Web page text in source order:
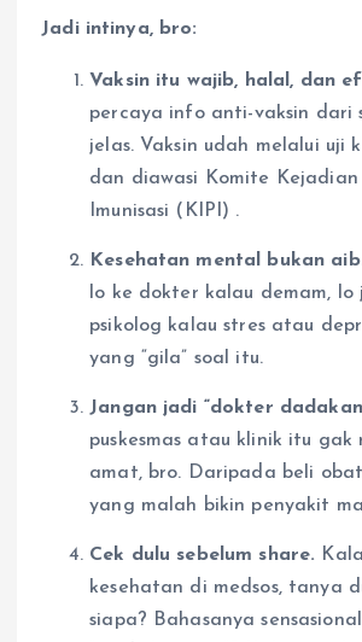
Jadi intinya, bro:
Vaksin itu wajib, halal, dan
percaya info anti-vaksin dari
jelas. Vaksin udah melalui uji
dan diawasi Komite Kejadian
Imunisasi (KIPI) .
Kesehatan mental bukan
lo ke dokter kalau demam, lo
psikolog kalau stres atau
yang “gila” soal itu.
Jangan jadi “dokter
puskesmas atau klinik itu
amat, bro. Daripada beli
yang malah bikin penyakit
Cek dulu sebelum share.
kesehatan di medsos, tanya
siapa? Bahasanya